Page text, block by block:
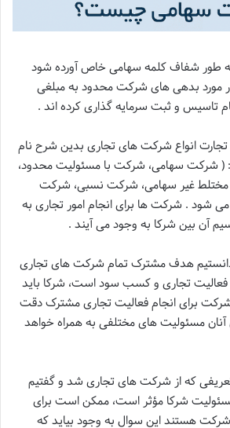
طور شفاف کلمه سهامی خاص آورده شود
مورد بدهی های شرکت محدود به مبلغی
و ثبت سرمایه گذاری کرده اند .
ماده 20 قانون تجارت انواع شرکت های تجاری بدین شرح نام
( شرکت سهامی، شرکت با مسئولیت محدود،
غیر سهامی، شرکت نسبی، شرکت
شود . شرکت ها برای انجام امور تجاری به
آن بین شرکا به وجود می آیند .
هدف مشترک تمام شرکت های تجاری
تجاری و کسب سود است، شرکا باید
برای انجام فعالیت تجاری مشترک دقت
آنان مسئولیت های مختلفی به همراه خواهد
تعریفی که از شرکت های تجاری شد و گفتیم
مسئولیت شرکا مؤثر است، ممکن است برای
شرکت هستند این سوال به وجود بیاید که